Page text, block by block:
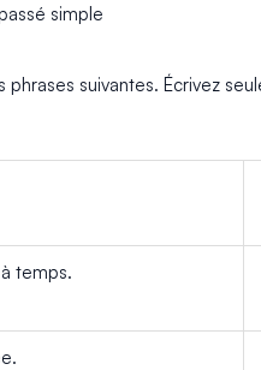
simple
phrases suivantes.
temps.